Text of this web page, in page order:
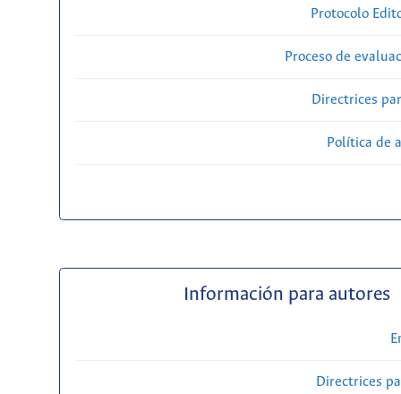
Protocolo
Proceso de
Directrices
Política de
Información para autores
Directrices